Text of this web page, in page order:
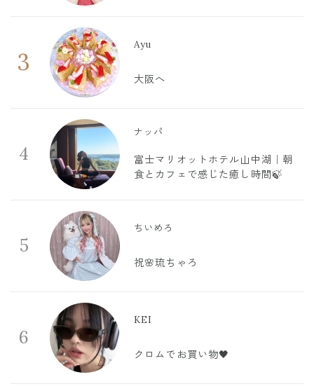
3
Ayu
大阪へ
4
ナッパ
富士マリオットホテル山中湖｜朝
食とカフェで感じた癒し時間🍃
5
ちいめろ
祝🌸琉ちゃろ
6
KEI
クロムでお買い物🖤